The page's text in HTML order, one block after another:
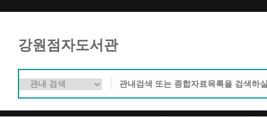
강원점자도서관